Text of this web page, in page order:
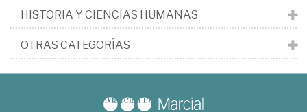
HISTORIA Y CIENCIAS HUMANAS
OTRAS CATEGORÍAS